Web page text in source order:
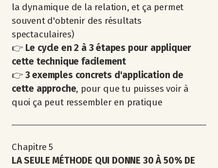
la dynamique de la relation, et ça permet
souvent d'obtenir des résultats
spectaculaires)
👉 Le cycle en 2 à 3 étapes pour appliquer
cette technique facilement
👉 3 exemples concrets d'application de
cette approche, pour que tu puisses voir à
quoi ça peut ressembler en pratique
Chapitre 5
LA SEULE MÉTHODE QUI DONNE 30 À 50% DE